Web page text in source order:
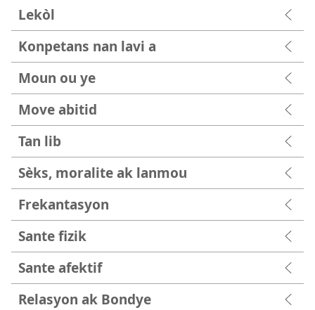
Lekòl
Konpetans nan lavi a
Moun ou ye
Move abitid
Tan lib
Sèks, moralite ak lanmou
Frekantasyon
Sante fizik
Sante afektif
Relasyon ak Bondye